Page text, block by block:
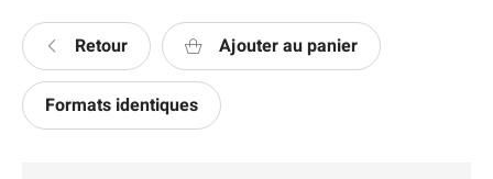
Retour Ajouter au panier
Formats identiques